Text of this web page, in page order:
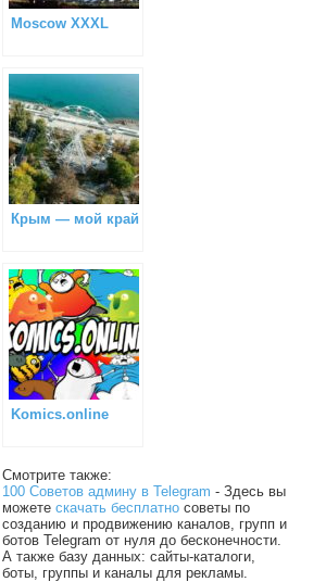
Moscow XXXL
Крым — мой край
Komics.online
Смотрите также:
100 Советов админу в Telegram - Здесь вы
можетескачать бесплатно советы по
созданию и продвижению каналов, групп и
ботов Telegram от нуля до бесконечности.
А также базу данных: сайты-каталоги,
боты, группы и каналы для рекламы.